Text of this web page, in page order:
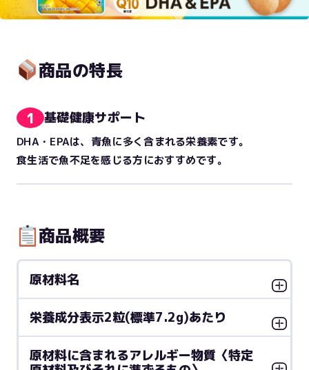
商品の特長
1 基礎健康サポート
DHA・EPAは、青魚に多く含まれる栄養素です。
食生活で魚不足を感じる方におすすめです。
商品概要
原材料名
栄養成分表示2粒(標準7.2g)あたり
原材料に含まれるアレルギー物質〈特定